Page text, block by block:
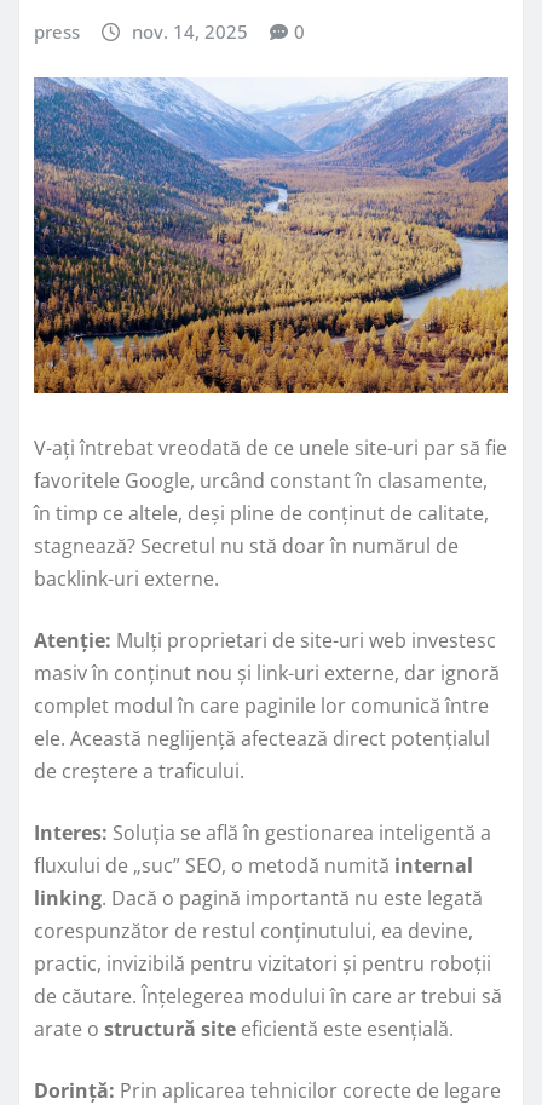
press nov. 14, 2025 0
V-ați întrebat vreodată de ce unele site-uri par să fie
favoritele Google, urcând constant în clasamente,
în timp ce altele, deși pline de conținut de calitate,
stagnează? Secretul nu stă doar în numărul de
backlink-uri externe.
Atenție: Mulți proprietari de site-uri web investesc
masiv în conținut nou și link-uri externe, dar ignoră
complet modul în care paginile lor comunică între
ele. Această neglijență afectează direct potențialul
de creștere a traficului.
Interes: Soluția se află în gestionarea inteligentă a
fluxului de „suc” SEO, o metodă numită internal
linking. Dacă o pagină importantă nu este legată
corespunzător de restul conținutului, ea devine,
practic, invizibilă pentru vizitatori și pentru roboții
de căutare. Înțelegerea modului în care ar trebui să
arate o structură site eficientă este esențială.
Dorință: Prin aplicarea tehnicilor corecte de legare